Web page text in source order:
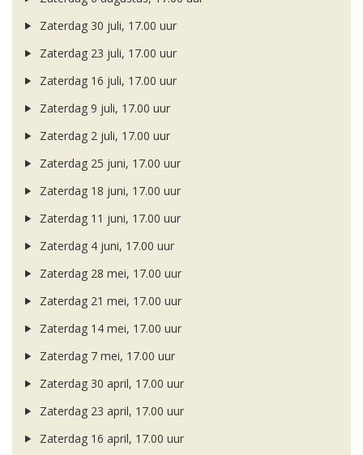
Zaterdag 30 juli, 17.00 uur
Zaterdag 23 juli, 17.00 uur
Zaterdag 16 juli, 17.00 uur
Zaterdag 9 juli, 17.00 uur
Zaterdag 2 juli, 17.00 uur
Zaterdag 25 juni, 17.00 uur
Zaterdag 18 juni, 17.00 uur
Zaterdag 11 juni, 17.00 uur
Zaterdag 4 juni, 17.00 uur
Zaterdag 28 mei, 17.00 uur
Zaterdag 21 mei, 17.00 uur
Zaterdag 14 mei, 17.00 uur
Zaterdag 7 mei, 17.00 uur
Zaterdag 30 april, 17.00 uur
Zaterdag 23 april, 17.00 uur
Zaterdag 16 april, 17.00 uur